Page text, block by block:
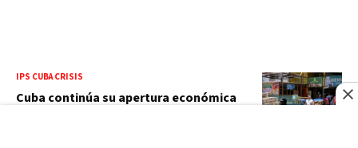
IPS CUBA CRISIS
Cuba continúa su apertura económica